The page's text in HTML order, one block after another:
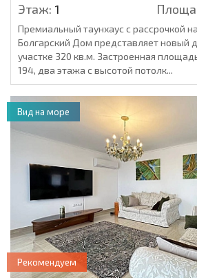
Этаж: 1
Премиальный таунхаус с рассрочкой
Болгарский Дом представляет новый
участке 320 кв.м. Застроенная
194, два этажа с высотой потолк...
Рекомендуем
Вид на море